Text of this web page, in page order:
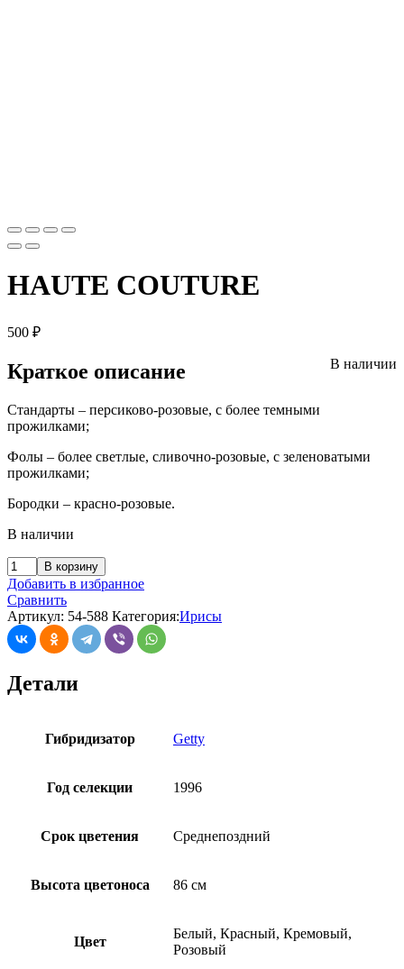
HAUTE COUTURE
500 ₽
В наличии
Краткое описание
Стандарты – персиково-розовые, с более темными
прожилками;
Фолы – более светлые, сливочно-розовые, с зеленоватыми
прожилками;
Бородки – красно-розовые.
В наличии
В корзину
Добавить в избранное
Сравнить
Артикул: 54-588 Категория:Ирисы
Детали
Гибридизатор Getty
Год селекции 1996
Срок цветения Среднепоздний
Высота цветоноса 86 см
Цвет
Белый, Красный, Кремовый,
Розовый